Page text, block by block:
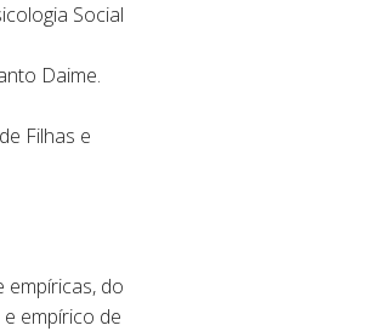
Social
Daime.
Filhas e
empíricas, do
empírico de